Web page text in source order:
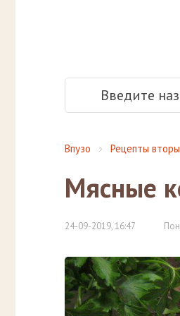
Впузо Рецепты
Мясные
24-09-2019, 16:47